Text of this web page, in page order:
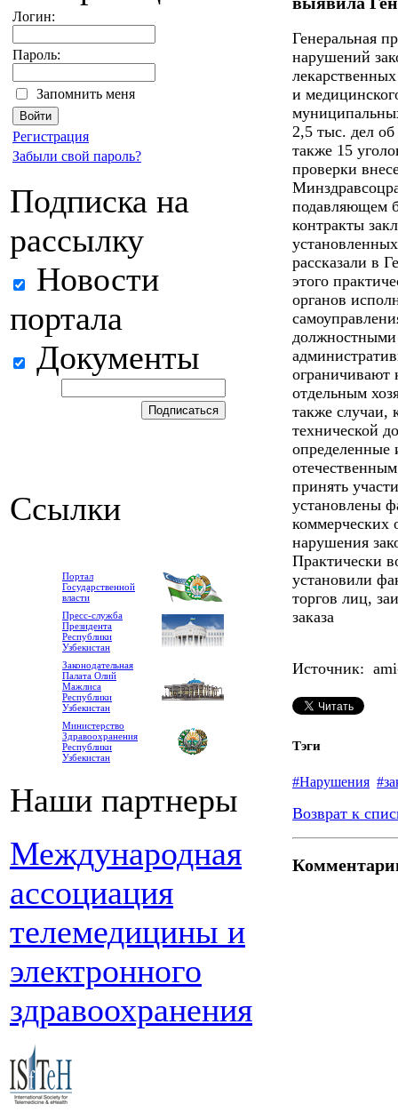
Логин:
Пароль:
Запомнить меня
Регистрация
Забыли свой пароль?
Подписка на
рассылку
Новости
портала
Документы
Ссылки
Портал
Государственной
власти
Пресс-служба
Президента
Республики
Узбекистан
Законодательная
Палата Олий
Мажлиса
Республики
Узбекистан
Министерство
Здравоохранения
Республики
Узбекистан
Наши партнеры
Международная
ассоциация
телемедицины и
электронного
здравоохранения
Генеральная
нарушений
и
2,5 тыс. дел
также 15
проверки
подавляющем
контракты
рассказали в
этого
органов
должностными
ограничивают
отдельным
также случаи,
технической
определенные
принять
установлены
коммерческих
нарушения
Практически
установили
торгов лиц,
заказа
Источник:
Тэги
#Нарушения
Возврат к